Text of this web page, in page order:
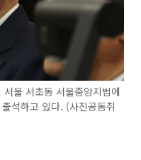
울 서초동 서울중앙지법에
석하고 있다. (사진공동취